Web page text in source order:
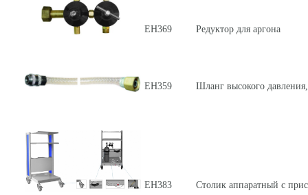
ЕН369 Редуктор для аргона
ЕН359 Шланг высокого
ЕН383 Столик аппаратный с